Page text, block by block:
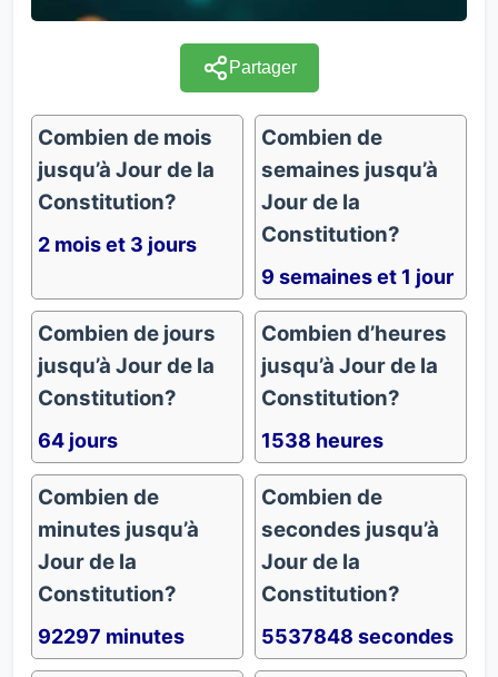
Partager
Combien de mois
jusqu’à Jour de la
Constitution?
2 mois et 3 jours
Combien de
semaines jusqu’à
Jour de la
Constitution?
9 semaines et 1 jour
Combien de jours
jusqu’à Jour de la
Constitution?
64 jours
Combien d’heures
jusqu’à Jour de la
Constitution?
1538 heures
Combien de
minutes jusqu’à
Jour de la
Constitution?
92297 minutes
Combien de
secondes jusqu’à
Jour de la
Constitution?
5537848 secondes